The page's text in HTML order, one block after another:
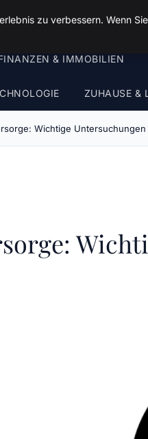
& IMMOBILIEN
ZUHAUSE &
Wichtige
zu verbessern. Wenn